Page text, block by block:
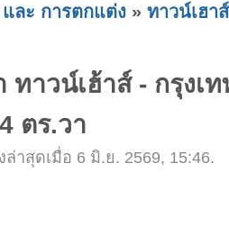
ละ การตกแต่ง » ทาวน์เฮาส์
ทาวน์เฮ้าส์ - กรุง
ตร.วา
าสุดเมื่อ 6 มิ.ย. 2569, 15:46.